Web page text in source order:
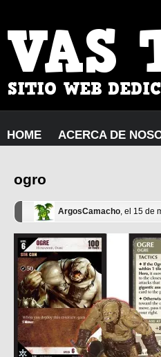
HOME ACERCA DE
ogro
ArgosCamacho, el 15 de